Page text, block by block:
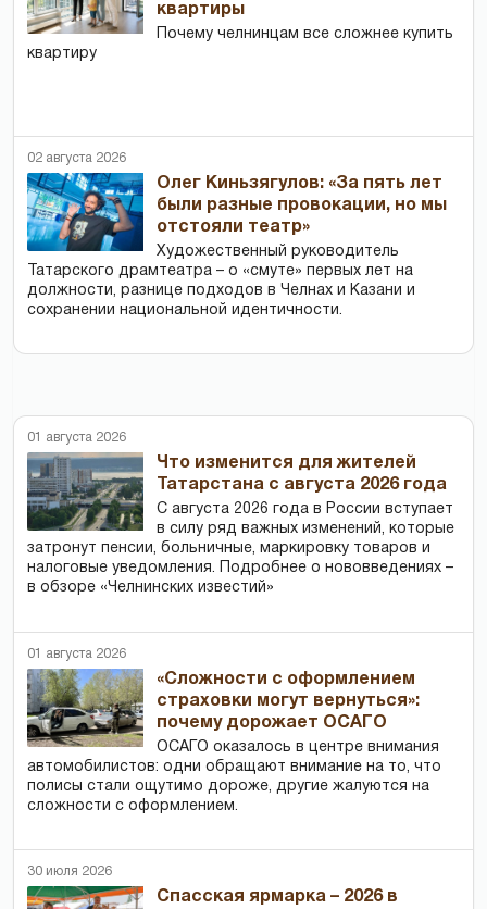
квартиры
Почему челнинцам все сложнее купить
квартиру
02 августа 2026
Олег Киньзягулов: «За пять лет
были разные провокации, но мы
отстояли театр»
Художественный руководитель
Татарского драмтеатра – о «смуте» первых лет на
должности, разнице подходов в Челнах и Казани и
сохранении национальной идентичности.
01 августа 2026
Что изменится для жителей
Татарстана с августа 2026 года
С августа 2026 года в России вступает
в силу ряд важных изменений, которые
затронут пенсии, больничные, маркировку товаров и
налоговые уведомления. Подробнее о нововведениях –
в обзоре «Челнинских известий»
01 августа 2026
«Сложности с оформлением
страховки могут вернуться»:
почему дорожает ОСАГО
ОСАГО оказалось в центре внимания
автомобилистов: одни обращают внимание на то, что
полисы стали ощутимо дороже, другие жалуются на
сложности с оформлением.
30 июля 2026
Спасская ярмарка – 2026 в